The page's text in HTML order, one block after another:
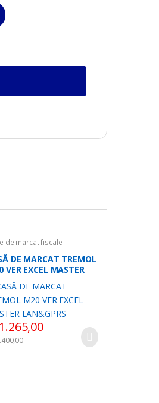
de marcat fiscale
DE MARCAT TREMOL
VER EXCEL MASTER
1.265,00